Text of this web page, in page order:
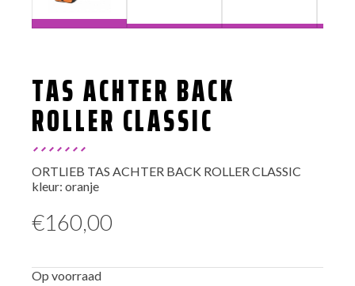
TAS ACHTER BACK
ROLLER CLASSIC
ORTLIEB TAS ACHTER BACK ROLLER CLASSIC
kleur: oranje
€160,00
Op voorraad